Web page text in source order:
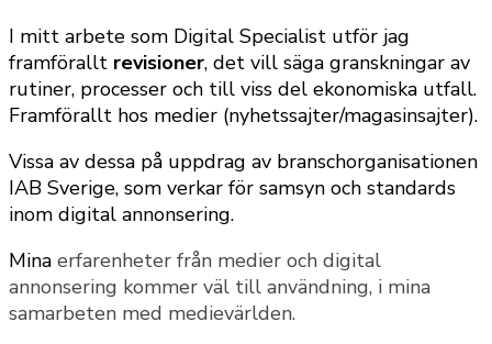
I mitt arbete som Digital Specialist utför jag
framförallt revisioner, det vill säga granskningar av
rutiner, processer och till viss del ekonomiska utfall.
Framförallt hos medier (nyhetssajter/magasinsajter).
Vissa av dessa på uppdrag av branschorganisationen
IAB Sverige, som verkar för samsyn och standards
inom digital annonsering.
Mina erfarenheter från medier och digital
annonsering kommer väl till användning, i mina
samarbeten med medievärlden.